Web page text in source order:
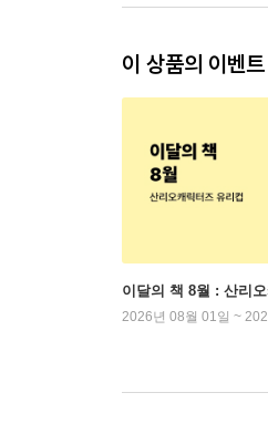
이 상품의 이벤트
이달의 책 8월 : 산리
2026년 08월 01일 ~